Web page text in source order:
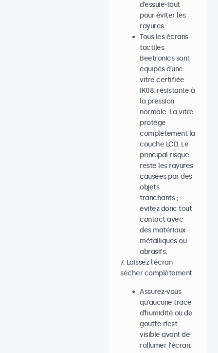
d’essuie-tout
pour éviter les
rayures.
Tous les écrans
tactiles
Beetronics sont
équipés d’une
vitre certifiée
IK08, résistante à
la pression
normale. La vitre
protège
complètement la
couche LCD. Le
principal risque
reste les rayures
causées par des
objets
tranchants ;
évitez donc tout
contact avec
des matériaux
métalliques ou
abrasifs.
7. Laissez l’écran
sécher complètement
Assurez-vous
qu’aucune trace
d’humidité ou de
goutte n’est
visible avant de
rallumer l’écran.